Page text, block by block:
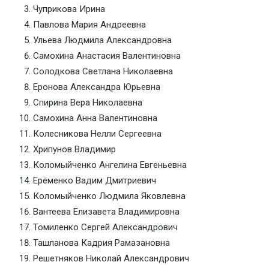
Чуприкова Ирина
Павлова Мария Андреевна
Ульева Людмила Александровна
Самохина Анастасия Валентиновна
Солодкова Светлана Николаевна
Еронова Александра Юрьевна
Спирина Вера Николаевна
Самохина Анна Валентиновна
Колесникова Нелли Сергеевна
Хрипунов Владимир
Коломыйченко Ангелина Евгеньевна
Ерёменко Вадим Дмитриевич
Коломыйченко Людмила Яковлевна
Вантеева Елизавета Владимировна
Томиленко Сергей Александрович
Ташланова Кадрия Рамазановна
Решетняков Николай Александрович